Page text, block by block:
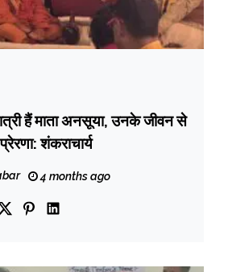
हैं माता अनसूया, उनके जीवन से
शंकराचार्य
4 months ago